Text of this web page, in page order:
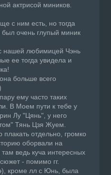
актрисой миников.
с ним есть, но тогда
очень глупый миник
нашей любимицей Чэнь
ее тогда увидела и
больше всего
ему часто таких
В Моем пути к тебе у
Лу "Цянь", у него
Тянь Цзя Жуем.
отдельно, громко
оборвали на
ведь куча интересных
- помимо гг.
кроме лл с Юнь, была